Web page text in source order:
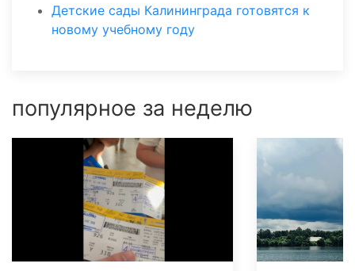
Детские сады Калининграда готовятся к
новому учебному году
популярное за неделю